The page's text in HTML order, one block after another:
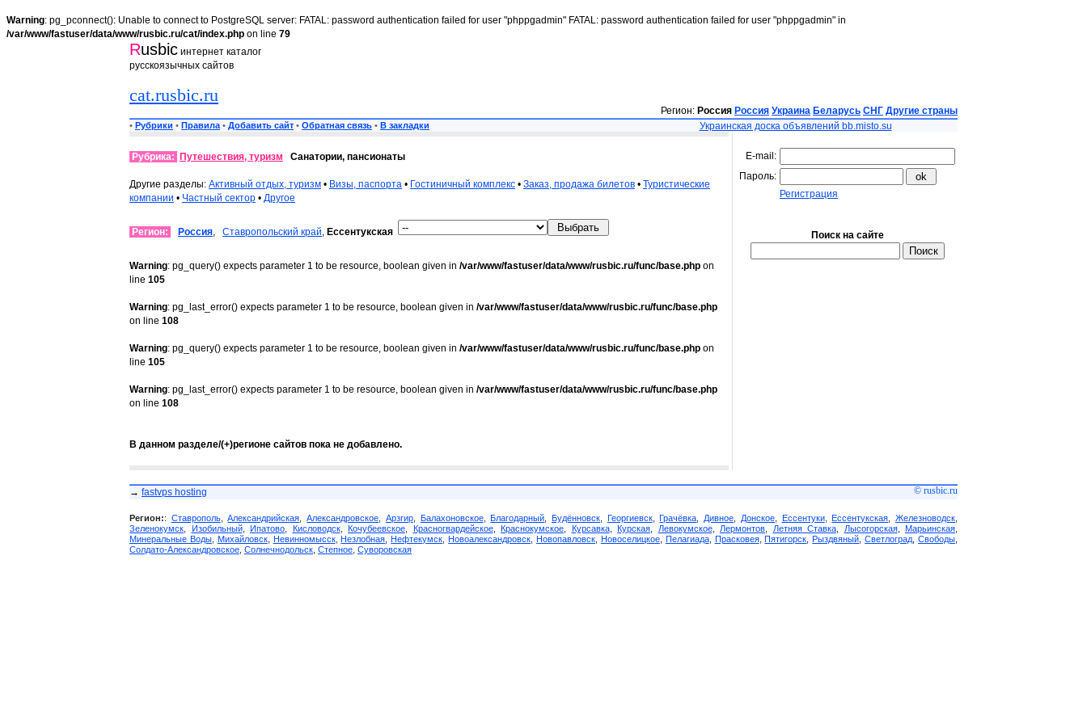
Warning: pg_pconnect(): Unable to connect to PostgreSQL server: FATAL: password authentication failed for user "phppgadmin" FATAL: password authentication failed for user "phppgadmin" in
/var/www/fastuser/data/www/rusbic.ru/cat/index.php on line 79
Rusbic интернет каталог
русскоязычных сайтов
cat.rusbic.ru
Регион: Россия Россия Украина Беларусь СНГ Другие страны
• Рубрики • Правила • Добавить сайт • Обратная связь • В закладки Украинская доска объявлений bb.misto.su
Рубрика: Путешествия, туризм Санатории, пансионаты
Другие разделы: Активный отдых, туризм • Визы, паспорта • Гостиничный комплекс • Заказ, продажа билетов • Туристические
компании • Частный сектор • Другое
Регион: Россия, Ставропольский край, Ессентукская
Warning: pg_query() expects parameter 1 to be resource, boolean given in /var/www/fastuser/data/www/rusbic.ru/func/base.php on
line 105
Warning: pg_last_error() expects parameter 1 to be resource, boolean given in /var/www/fastuser/data/www/rusbic.ru/func/base.php
on line 108
Warning: pg_query() expects parameter 1 to be resource, boolean given in /var/www/fastuser/data/www/rusbic.ru/func/base.php on
line 105
Warning: pg_last_error() expects parameter 1 to be resource, boolean given in /var/www/fastuser/data/www/rusbic.ru/func/base.php
on line 108
В данном разделе/(+)регионе сайтов пока не добавлено.
E-mail:
Пароль:
Регистрация
Поиск на сайте
→ fastvps hosting © rusbic.ru
Регион:: Ставрополь,Александрийская ,Александровское Арзгир, Балахоновское,Благодарный ,Будённовск Георгиевск,Грачёвка Дивное Донское, Ессентуки,Ессентукская ,Железноводск
Зеленокумск
Изобильный, Ипатово Кисловодск, Кочубеевское Красногвардейское, Краснокумское Курсавка, Курская Левокумское, Лермонтов Летняя Ставка Лысогорская, Марьинская
Минеральные Воды, Михайловск, Невинномысск,Незлобная ,Нефтекумск ,Новоалександровск ,Новопавловск Новоселицкое, Пелагиада, Прасковея,Пятигорск ,Рыздвяный ,Светлоград ,Свободы
Солдато-Александровское Солнечнодольск Степное Суворовская